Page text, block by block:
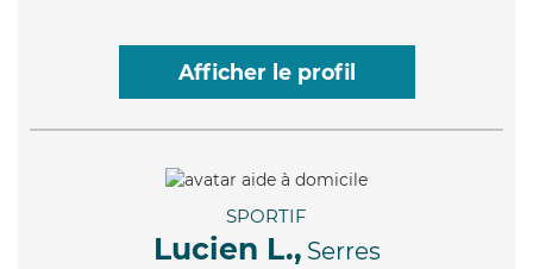
Afficher le profil
SPORTIF
Lucien L., Serres